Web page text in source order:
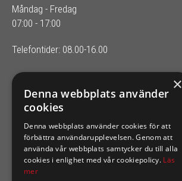
Måndag - Fredag
07:00 - 17:00
Telefontider: 08.00-16.00
SIXTEN NILSSONS
Organisationsnummer 556164-2652
×
Denna webbplats använder
cookies
Denna webbplats använder cookies för att
förbättra användarupplevelsen. Genom att
använda vår webbplats samtycker du till alla
cookies i enlighet med vår cookiepolicy. Läs
mer